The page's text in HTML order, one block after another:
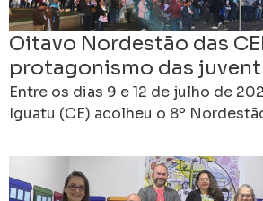
Oitavo Nordestão das
protagonismo das
caminhada rumo ao 16º
Entre os dias 9 e 12 de julho de
Iguatu (CE) acolheu o 8º